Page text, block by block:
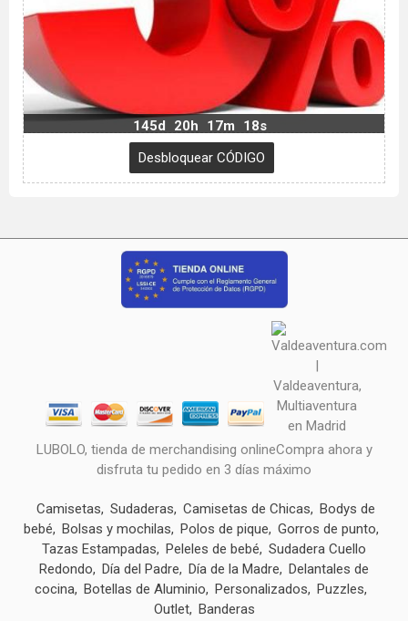
145d 20h 17m 17s
LUBOLO, tienda de merchandising onlineCompra ahora y
disfruta tu pedido en 3 días máximo
Camisetas Sudaderas Camisetas de Chicas
Bodys de
bebé
Bolsas y mochilas Polos de pique
Gorros de punto
Tazas Estampadas
Peleles de bebé
Sudadera Cuello
Redondo
Día del Padre Día de la Madre
Delantales de
cocina Botellas de Aluminio Personalizados
Puzzles
Outlet Banderas